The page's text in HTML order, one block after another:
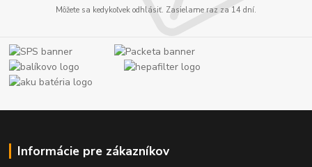
Môžete sa kedykoľvek odhlásiť. Zasielame raz za 14 dní.
Informácie pre zákazníkov